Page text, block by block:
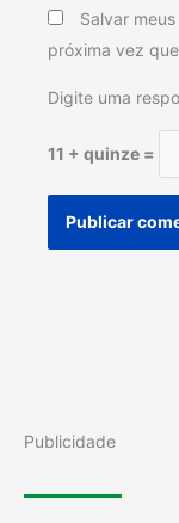
Salvar
próxima vez
Digite uma
11 + quinze =
Publicidade